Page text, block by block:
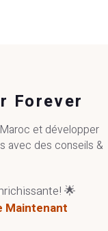
Forever
et développer
avec des conseils &
🌟
Maintenant